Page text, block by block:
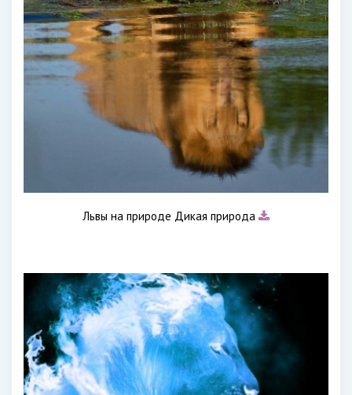
Львы на природе Дикая природа